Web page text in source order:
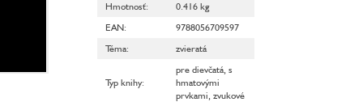
Hmotnosť:
0.416 kg
EAN:
9788056709597
Téma: zvieratá
Typ knihy:
pre dievčatá, s
hmatovými
prvkami, zvukové